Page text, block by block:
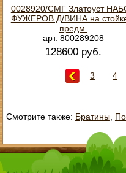
0028920/СМГ Златоуст
ФУЖЕРОВ Д/ВИНА на
предм.
арт. 800289208
128600 руб.
3 4
Смотрите также: Братины,